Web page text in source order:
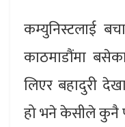
कम्युनिस्टलाई
काठमाडौंमा
लिएर बहादुरी
हो भने केसीले कुनै